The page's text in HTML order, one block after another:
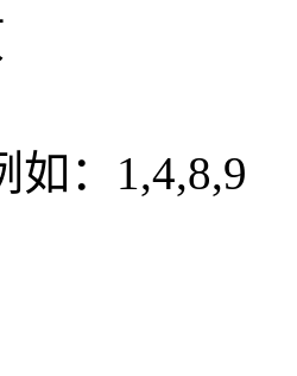
如：1,4,8,9